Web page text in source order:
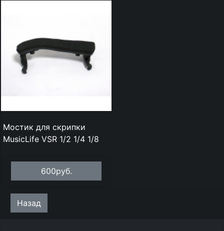
Мостик для скрипки
MusicLife VSR 1/2 1/4 1/8
600руб.
Назад